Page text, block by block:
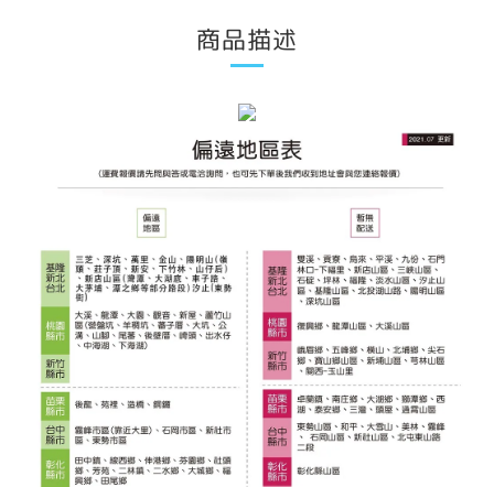
商品描述